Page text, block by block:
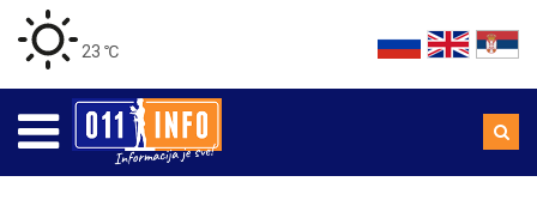
23 ℃